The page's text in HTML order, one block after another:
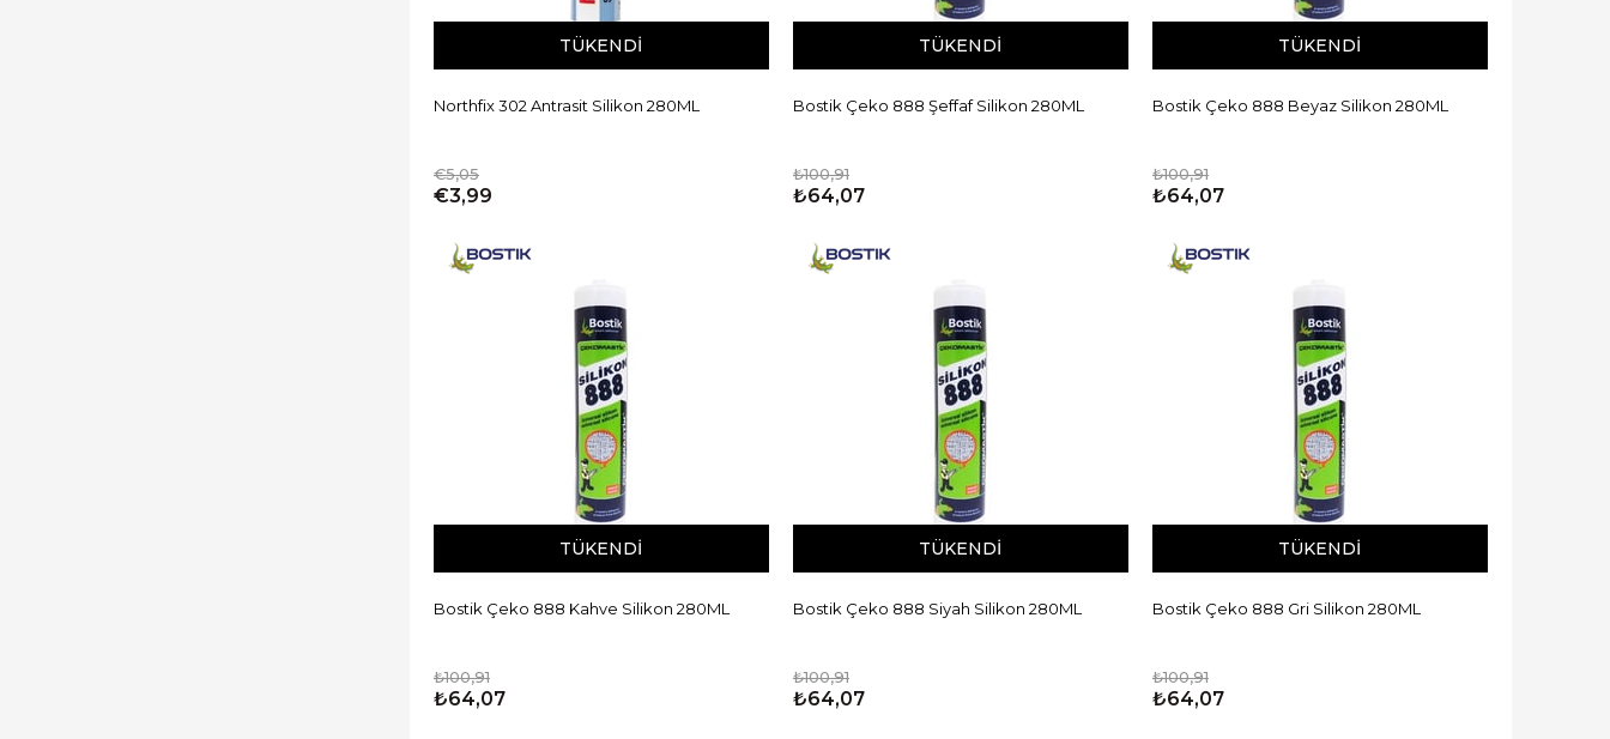
TÜKENDI
Northfix 302 Antrasit Silikon 280ML
€5,05
€3,99
TÜKENDI
Bostik Çeko 888 Şeffaf Silikon 280ML
₺100,91
₺64,07
TÜKENDI
Bostik Çeko 888 Beyaz Silikon 280ML
₺100,91
₺64,07
TÜKENDI
Bostik Çeko 888 Kahve Silikon 280ML
₺100,91
₺64,07
TÜKENDI
Bostik Çeko 888 Siyah Silikon 280ML
₺100,91
₺64,07
TÜKENDI
Bostik Çeko 888 Gri Silikon 280ML
₺100,91
₺64,07